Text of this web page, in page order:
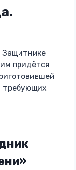
Защитнике
придётся
требующих